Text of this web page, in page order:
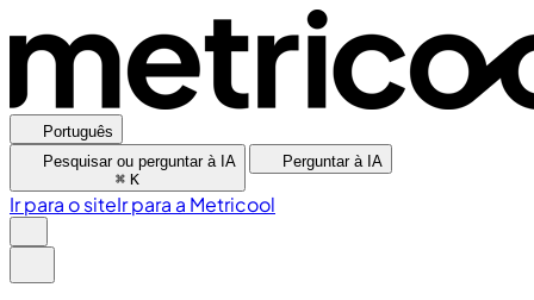
Português
Pesquisar ou perguntar à IA
⌘ K
Perguntar à IA
Ir para o siteIr para a Metricool